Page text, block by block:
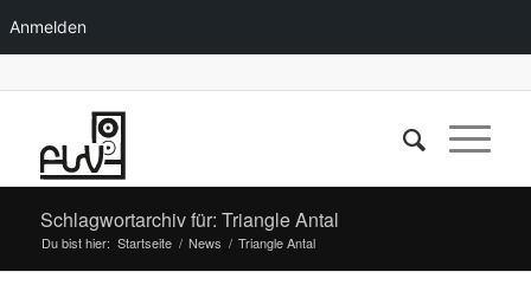
Anmelden
Schlagwortarchiv für: Triangle Antal
Du bist hier: Startseite / News / Triangle Antal